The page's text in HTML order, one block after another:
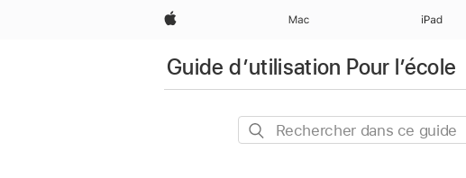
Apple Mac iPad
Guide d’utilisation Pour l’école
Rechercher